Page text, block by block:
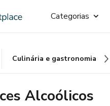
Categorias
Culinária e gastronomia
Alcoólicos